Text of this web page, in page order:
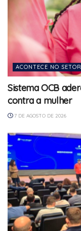
ACONTECE NO SETOR
Sistema OCB
contra a mulher
7 DE AGOSTO DE 2026